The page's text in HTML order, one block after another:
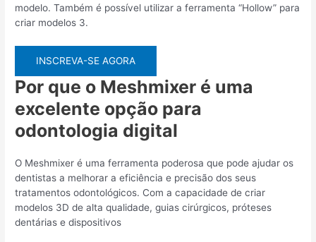
modelo. Também é possível utilizar a ferramenta “Hollow” para
criar modelos 3.
INSCREVA-SE AGORA
Por que o Meshmixer é uma
excelente opção para
odontologia digital
O Meshmixer é uma ferramenta poderosa que pode ajudar os
dentistas a melhorar a eficiência e precisão dos seus
tratamentos odontológicos. Com a capacidade de criar
modelos 3D de alta qualidade, guias cirúrgicos, próteses
dentárias e dispositivos